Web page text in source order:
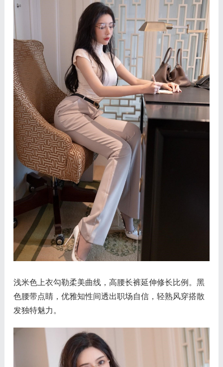
浅米色上衣勾勒柔美曲线，高腰长裤延伸修长比例。黑
色腰带点睛，优雅知性间透出职场自信，轻熟风穿搭散
发独特魅力。